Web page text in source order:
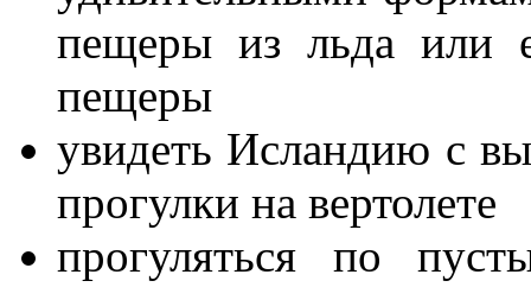
пещеры из льда или
пещеры
увидеть Исландию с
прогулки на вертолете
прогуляться по